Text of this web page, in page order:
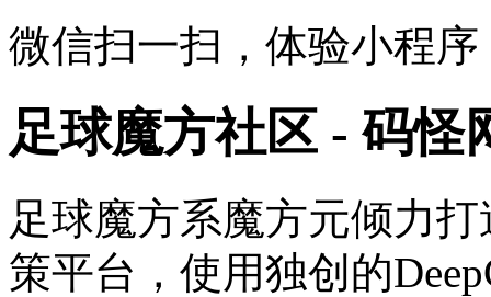
微信扫一扫，体验小程序
足球魔方社区 - 码怪
足球魔方系魔方元倾力
策平台，使用独创的